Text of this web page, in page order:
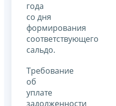
года
со дня
формирования
соответствующего
сальдо.
Требование
об
уплате
задолженности